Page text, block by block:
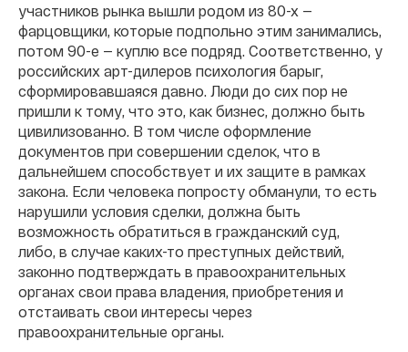
участников рынка вышли родом из 80-х —
фарцовщики, которые подпольно этим занимались,
потом 90-е — куплю все подряд. Соответственно, у
российских арт-дилеров психология барыг,
сформировавшаяся давно. Люди до сих пор не
пришли к тому, что это, как бизнес, должно быть
цивилизованно. В том числе оформление
документов при совершении сделок, что в
дальнейшем способствует и их защите в рамках
закона. Если человека попросту обманули, то есть
нарушили условия сделки, должна быть
возможность обратиться в гражданский суд,
либо, в случае каких-то преступных действий,
законно подтверждать в правоохранительных
органах свои права владения, приобретения и
отстаивать свои интересы через
правоохранительные органы.